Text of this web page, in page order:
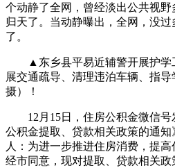
个动静了全网，曾经淡出公共视野
归天了。当动静曝出，全网，没
了。
▲东乡县平易近辅警开展护学
展交通疏导、清理违泊车辆、指
摄）！
12月15日，住房公积金微信号
公积金提取、贷款相关政策的通
人：为进一步推进住房消费，提高
经市同意，现对提取、贷款相关